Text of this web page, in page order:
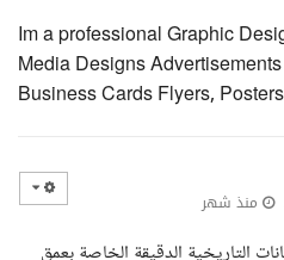
Im a professional Graphic
Media Designs
Business Cards Flyers,
منذ شهر
التاريخية الدقيقة الخاصة بعمق